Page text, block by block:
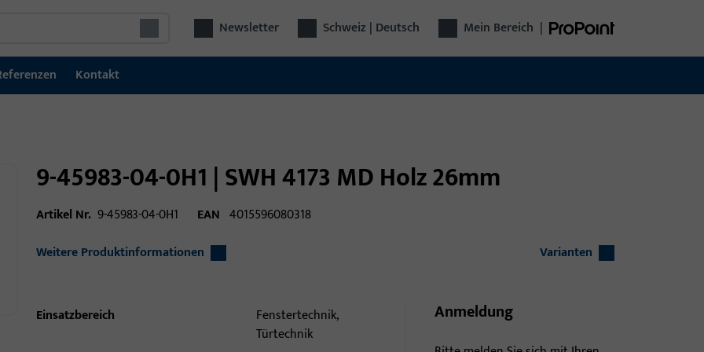
Newsletter Schweiz | Deutsch Mein Bereich |
Kontakt
9-45983-04-0H1 | SWH 4173 MD Holz 26mm
Artikel Nr. 9-45983-04-0H1 EAN 4015596080318
Weitere Produktinformationen
Varianten
Einsatzbereich
Fenstertechnik,
Türtechnik
Anmeldung